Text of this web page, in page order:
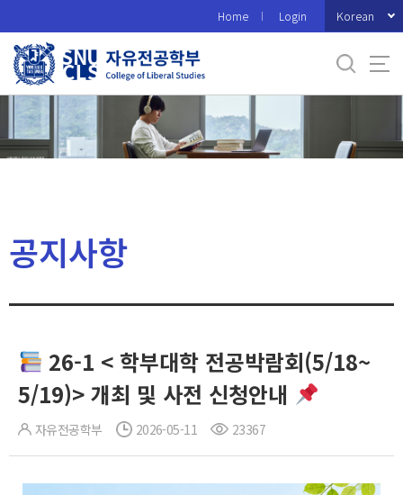
로
메
Home Login Korean
공지사항
26-1 < 학부대학 전공박람회(5/18~
5/19)> 개최 및 사전 신청안내
자유전공학부 2026-05-11 23367